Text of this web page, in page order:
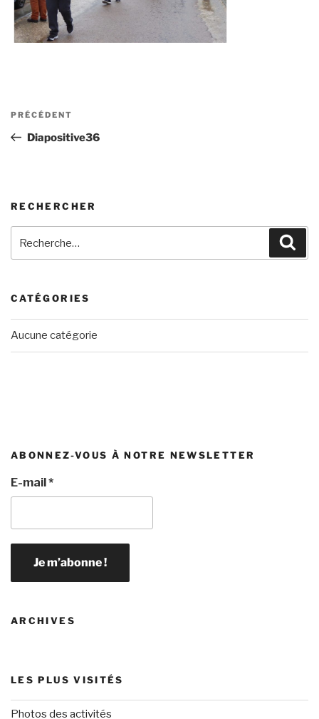
Navigation
l’article
Article
précédent
PRÉCÉDENT
Diapositive36
RECHERCHER
pour
CATÉGORIES
Aucune catégorie
ABONNEZ-VOUS À NOTRE NEWSLETTER
E-mail*
ARCHIVES
LES PLUS VISITÉS
Photos des activités